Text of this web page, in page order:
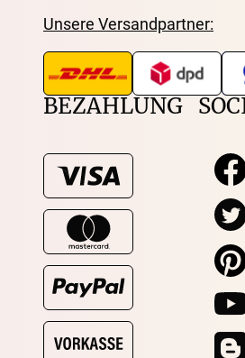
Unsere Versandpartner:
BEZAHLUNG